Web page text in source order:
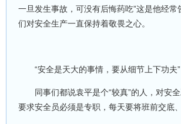
一旦发生事故，可没有后悔药吃”这是他经
们对安全生产一直保持着敬畏之心。
“安全是天大的事情，要从细节上下功
同事们都说袁平是个“较真”的人，对安
要求安全员必须是专职，每天要将班前交底